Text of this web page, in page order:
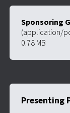
Sponsoring
(application/
0.78 MB
Presenting